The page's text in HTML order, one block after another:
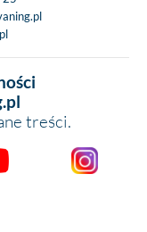
treści.